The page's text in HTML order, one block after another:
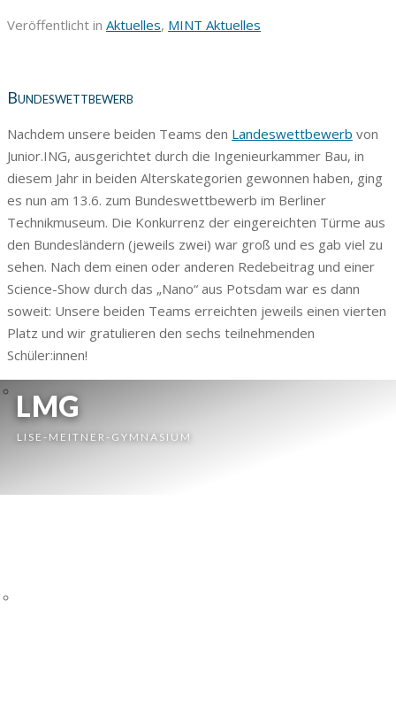
Veröffentlicht in Aktuelles, MINT Aktuelles
Bundeswettbewerb
Nachdem unsere beiden Teams den Landeswettbewerb von
Junior.ING, ausgerichtet durch die Ingenieurkammer Bau, in
diesem Jahr in beiden Alterskategorien gewonnen haben, ging
es nun am 13.6. zum Bundeswettbewerb im Berliner
Technikmuseum. Die Konkurrenz der eingereichten Türme aus
den Bundesländern (jeweils zwei) war groß und es gab viel zu
sehen. Nach dem einen oder anderen Redebeitrag und einer
Science-Show durch das „Nano“ aus Potsdam war es dann
soweit: Unsere beiden Teams erreichten jeweils einen vierten
Platz und wir gratulieren den sechs teilnehmenden
Schüler:innen!